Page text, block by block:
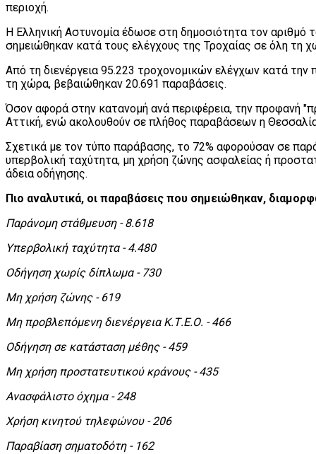
περιοχή.
Η Ελληνική Αστυνομία έδωσε στη δημοσιότητα τον αριθμό
σημειώθηκαν κατά τους ελέγχους της Τροχαίας σε όλη τη
Από τη διενέργεια 95.223 τροχονομικών ελέγχων κατά την
τη χώρα, βεβαιώθηκαν 20.691 παραβάσεις.
Όσον αφορά στην κατανομή ανά περιφέρεια, την προφανή
Αττική, ενώ ακολουθούν σε πλήθος παραβάσεων η
Σχετικά με τον τύπο παράβασης, το 72% αφορούσαν σε
υπερβολική ταχύτητα, μη χρήση ζώνης ασφαλείας ή
άδεια οδήγησης.
Πιο αναλυτικά, οι παραβάσεις που σημειώθηκαν,
Παράνομη στάθμευση - 8.618
Υπερβολική ταχύτητα - 4.480
Οδήγηση χωρίς δίπλωμα - 730
Μη χρήση ζώνης - 619
Μη προβλεπόμενη διενέργεια Κ.Τ.Ε.Ο. - 466
Οδήγηση σε κατάσταση μέθης - 459
Μη χρήση προστατευτικού κράνους - 435
Ανασφάλιστο όχημα - 248
Χρήση κινητού τηλεφώνου - 206
Παραβίαση σηματοδότη - 162